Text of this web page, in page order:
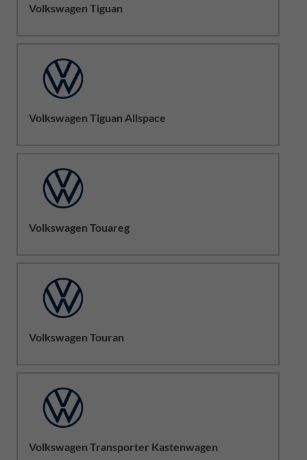
Volkswagen Tiguan
Volkswagen Tiguan Allspace
Volkswagen Touareg
Volkswagen Touran
Volkswagen Transporter Kastenwagen